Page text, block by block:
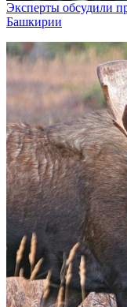
Эксперты обсудили
Башкирии